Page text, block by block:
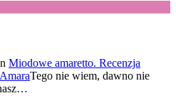
Miodowe amaretto. Recenzja
Tego nie wiem, dawno nie